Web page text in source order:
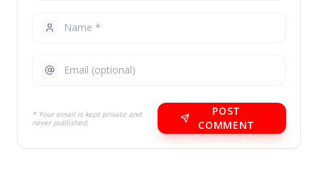
* Your email is kept private and
never published.
POST
COMMENT